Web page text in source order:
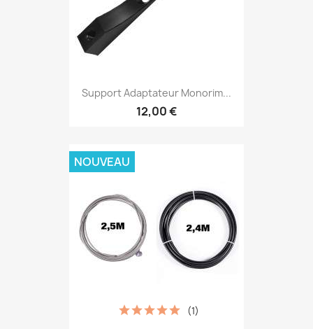
Support Adaptateur Monorim...
12,00 €
(1)
NOUVEAU